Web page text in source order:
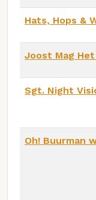
Hats, Hops &
Joost Mag
Sgt. Night
Oh! Buurman